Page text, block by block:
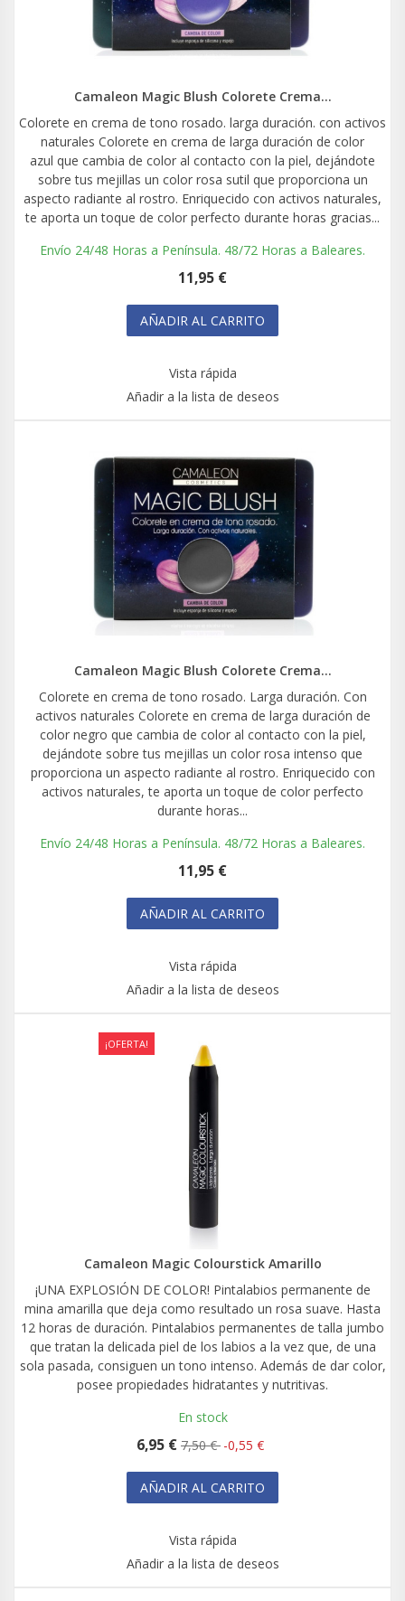
Camaleon Magic Blush Colorete Crema...
Colorete en crema de tono rosado. larga duración. con activos
naturales Colorete en crema de larga duración de color
azul que cambia de color al contacto con la piel, dejándote
sobre tus mejillas un color rosa sutil que proporciona un
aspecto radiante al rostro. Enriquecido con activos naturales,
te aporta un toque de color perfecto durante horas gracias...
Envío 24/48 Horas a Península. 48/72 Horas a Baleares.
11,95 €
AÑADIR AL CARRITO
Vista rápida
Añadir a la lista de deseos
Camaleon Magic Blush Colorete Crema...
Colorete en crema de tono rosado. Larga duración. Con
activos naturales Colorete en crema de larga duración de
color negro que cambia de color al contacto con la piel,
dejándote sobre tus mejillas un color rosa intenso que
proporciona un aspecto radiante al rostro. Enriquecido con
activos naturales, te aporta un toque de color perfecto
durante horas...
Envío 24/48 Horas a Península. 48/72 Horas a Baleares.
11,95 €
AÑADIR AL CARRITO
Vista rápida
Añadir a la lista de deseos
¡OFERTA!
Camaleon Magic Colourstick Amarillo
¡UNA EXPLOSIÓN DE COLOR! Pintalabios permanente de
mina amarilla que deja como resultado un rosa suave. Hasta
12 horas de duración. Pintalabios permanentes de talla jumbo
que tratan la delicada piel de los labios a la vez que, de una
sola pasada, consiguen un tono intenso. Además de dar color,
posee propiedades hidratantes y nutritivas.
En stock
6,95 € 7,50 € -0,55 €
AÑADIR AL CARRITO
Vista rápida
Añadir a la lista de deseos